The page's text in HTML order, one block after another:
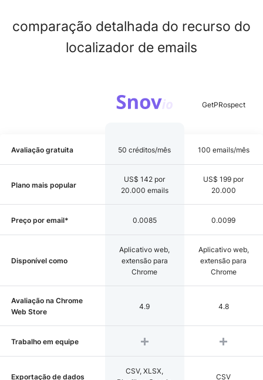
comparação detalhada do recurso do
localizador de emails
Avaliação gratuita 50 créditos/mês 100 emails/mês
Plano mais popular
US$ 142 por
20.000 emails
US$ 199 por
20.000
Preço por email* 0.0085 0.0099
Disponível como
Aplicativo web,
extensão para
Chrome
Aplicativo web,
extensão para
Chrome
Avaliação na Chrome
Web Store
4.9 4.8
Trabalho em equipe
Exportação de dados
CSV, XLSX,
CSV